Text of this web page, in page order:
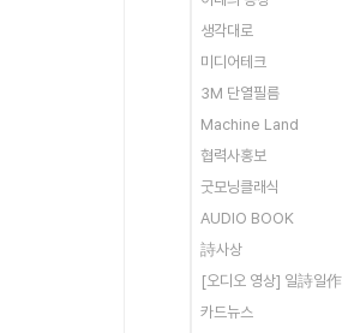
생각대로
미디어테크
3M 단열필름
Machine Land
협력사홍보
굿모닝클래식
AUDIO BOOK
詩사상
[오디오 영상] 일詩일作
카드뉴스